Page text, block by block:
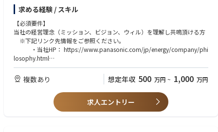
要素開発課
・主な担当業務は要素技術(材料、設計)の先行開発、LIB電池設計完成度向
上への取り組みとなります。
●具体的な仕事内容
技術１課、技術４課
・安全、品質を最優先に顧客要望に合致する新機種開発(設計、開発、量産
化)、商品力強化(高容量化/高出力化/高耐久化)に取り組んでいます。
・上記をコスト、生産性とのバランスをとるべく関係する部門との連携、
知財による差別化も重要なポイントになります。
・また、これまでに蓄積したデータベースをもとに、シミュレーション構
求める経験 / スキル
【必須要件】
当社の経営理念（ミッション、ビジョン、ウィル）を理解し共鳴頂ける方
※下記リンク先情報をご参照ください。
・当社HP： https://www.panasonic.com/jp/energy/company/phi
losophy.html
・採用HP： https://energy-sp.panasonic.com/jp/recruit/philosop
hy
・材料、化学系の知識。
複数あり 想定年収 500 万円 ~ 1,000 万円
求人エントリー